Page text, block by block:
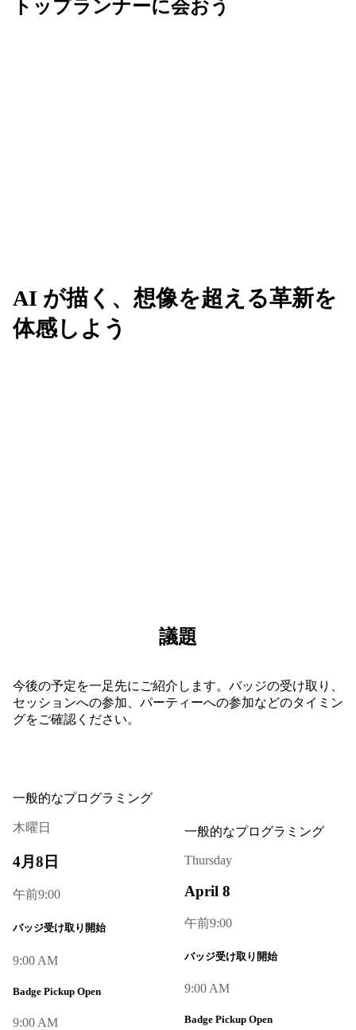
トップランナーに会おう
AI が描く、想像を超える革新を
体感しよう
議題
今後の予定を一足先にご紹介します。バッジの受け取り、
セッションへの参加、パーティーへの参加などのタイミン
グをご確認ください。
一般的なプログラミング
木曜日
4月8日
午前9:00
バッジ受け取り開始
9:00 AM
Badge Pickup Open
9:00 AM
一般的なプログラミング
Thursday
April 8
午前9:00
バッジ受け取り開始
9:00 AM
Badge Pickup Open